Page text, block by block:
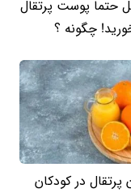
دلیل حتما پوست پرتقال
چگونه ؟
پرتقال در کودکان